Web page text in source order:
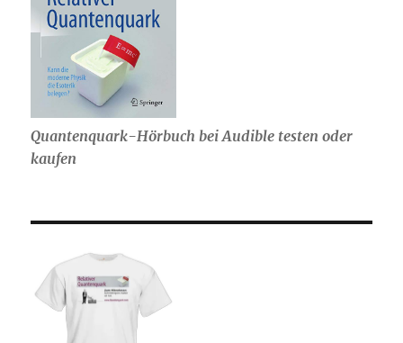
Quantenquark-Hörbuch bei Audible testen oder
kaufen